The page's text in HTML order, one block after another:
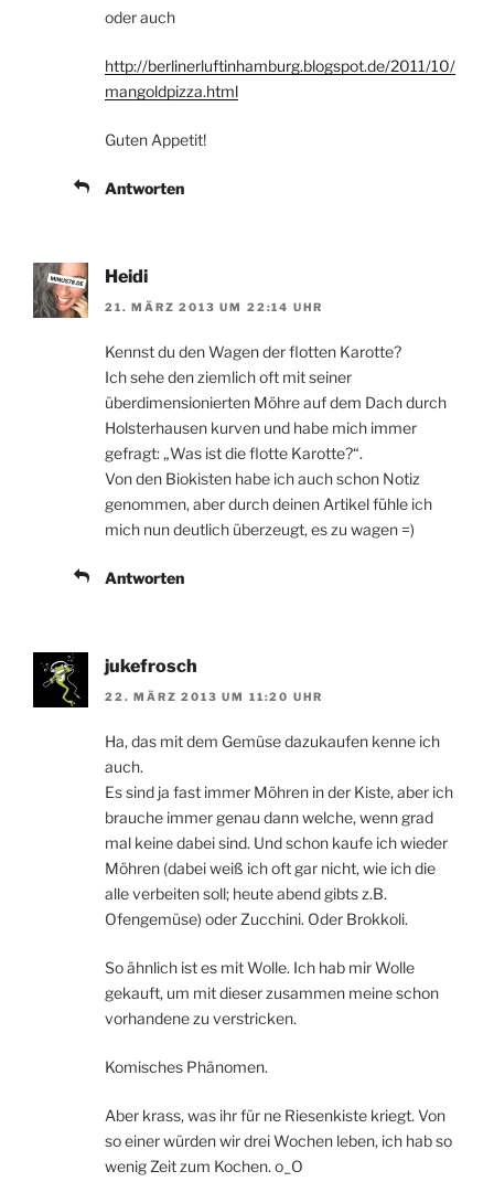
oder auch
http://berlinerluftinhamburg.blogspot.de/2011/10/
mangoldpizza.html
Guten Appetit!
Antworten
Heidi
21. MÄRZ 2013 UM 22:14 UHR
Kennst du den Wagen der flotten Karotte?
Ich sehe den ziemlich oft mit seiner
überdimensionierten Möhre auf dem Dach durch
Holsterhausen kurven und habe mich immer
gefragt: „Was ist die flotte Karotte?“.
Von den Biokisten habe ich auch schon Notiz
genommen, aber durch deinen Artikel fühle ich
mich nun deutlich überzeugt, es zu wagen =)
Antworten
jukefrosch
22. MÄRZ 2013 UM 11:20 UHR
Ha, das mit dem Gemüse dazukaufen kenne ich
auch.
Es sind ja fast immer Möhren in der Kiste, aber ich
brauche immer genau dann welche, wenn grad
mal keine dabei sind. Und schon kaufe ich wieder
Möhren (dabei weiß ich oft gar nicht, wie ich die
alle verbeiten soll; heute abend gibts z.B.
Ofengemüse) oder Zucchini. Oder Brokkoli.
So ähnlich ist es mit Wolle. Ich hab mir Wolle
gekauft, um mit dieser zusammen meine schon
vorhandene zu verstricken.
Komisches Phänomen.
Aber krass, was ihr für ne Riesenkiste kriegt. Von
so einer würden wir drei Wochen leben, ich hab so
wenig Zeit zum Kochen. o_O